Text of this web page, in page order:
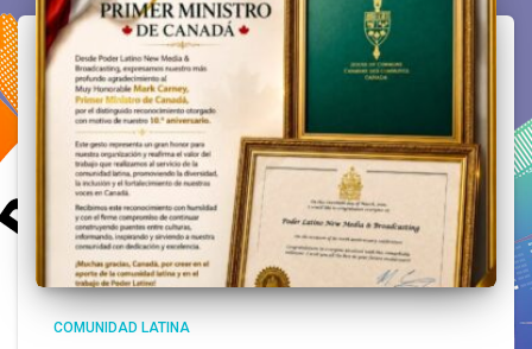
COMUNIDAD LATINA